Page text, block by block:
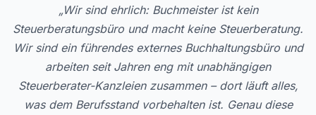
„Wir sind ehrlich: Buchmeister ist kein
Steuerberatungsbüro und macht keine Steuerberatung.
Wir sind ein führendes externes Buchhaltungsbüro und
arbeiten seit Jahren eng mit unabhängigen
Steuerberater-Kanzleien zusammen – dort läuft alles,
was dem Berufsstand vorbehalten ist. Genau diese